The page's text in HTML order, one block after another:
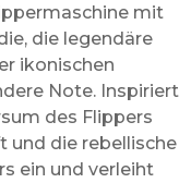
mit
die legendäre
ikonischen
Note. Inspiriert
des Flippers
und die rebellische
ein und verleiht